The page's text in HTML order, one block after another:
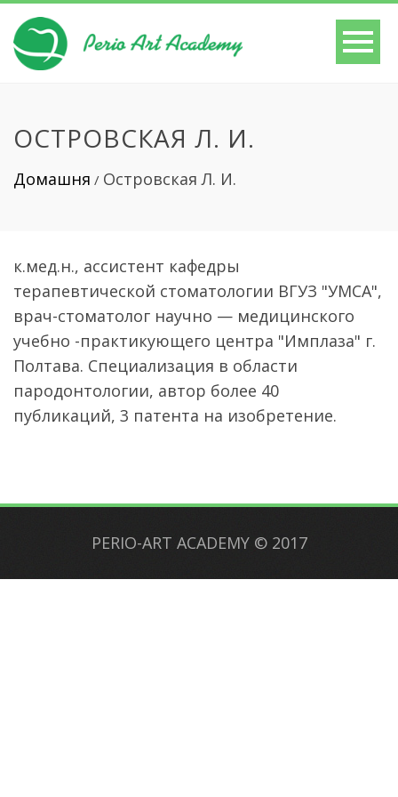
ОСТРОВСКАЯ Л. И.
Домашня / Островская Л. И.
к.мед.н., ассистент кафедры
терапевтической стоматологии ВГУЗ "УМСА",
врач-стоматолог научно — медицинского
учебно -практикующего центра "Имплаза" г.
Полтава. Специализация в области
пародонтологии, автор более 40
публикаций, 3 патента на изобретение.
PERIO-ART ACADEMY © 2017